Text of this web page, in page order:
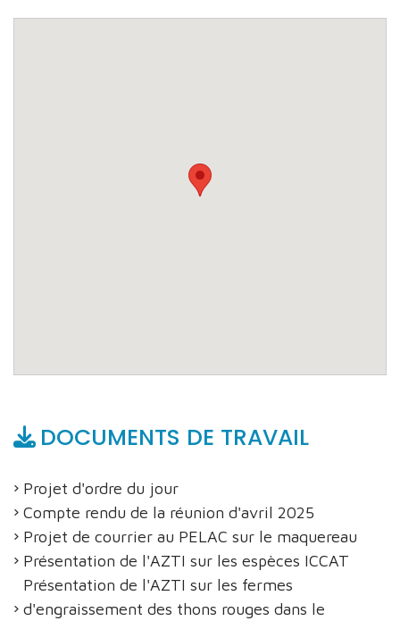
DOCUMENTS DE TRAVAIL
Projet d'ordre du jour
Compte rendu de la réunion d'avril 2025
Projet de courrier au PELAC sur le maquereau
Présentation de l'AZTI sur les espèces ICCAT
Présentation de l'AZTI sur les fermes
d'engraissement des thons rouges dans le